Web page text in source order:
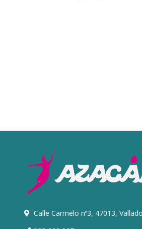
Calle Carmelo nº3, 47013,